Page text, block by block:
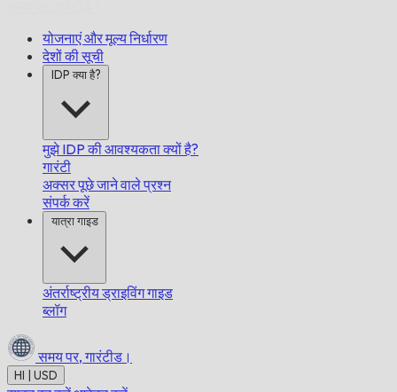
योजनाएं और मूल्य निर्धारण
देशों की सूची
IDP क्या है?
मुझे IDP की आवश्यकता क्यों है?
गारंटी
अक्सर पूछे जाने वाले प्रश्न
संपर्क करें
यात्रा गाइड
अंतर्राष्ट्रीय ड्राइविंग गाइड
ब्लॉग
समय पर, गारंटीड।
HI | USD